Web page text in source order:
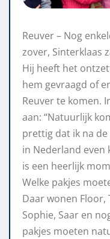
Reuver – Nog
zover, Sinterklaas
Hij heeft het
hem gevraagd of
Reuver te komen.
aan: “Natuurlijk
prettig dat ik na
in Nederland
is een heerlijk
Welke pakjes
Daar wonen Floor,
Sophie, Saar en
pakjes moeten